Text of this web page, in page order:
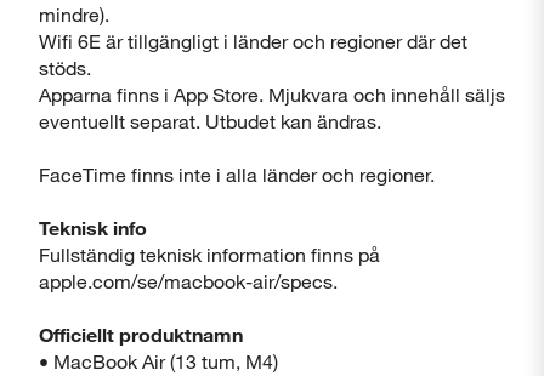
mindre).
Wifi 6E är tillgängligt i länder och regioner där det
stöds.
Apparna finns i App Store. Mjukvara och innehåll säljs
eventuellt separat. Utbudet kan ändras.
FaceTime finns inte i alla länder och regioner.
Teknisk info
Fullständig teknisk information finns på
apple.com/se/macbook-air/specs.
Officiellt produktnamn
• MacBook Air (13 tum, M4)